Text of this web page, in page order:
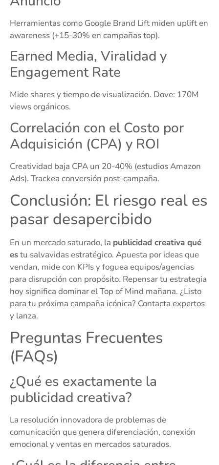
Herramientas como Google Brand Lift miden uplift en
awareness (+15-30% en campañas top).
Earned Media, Viralidad y
Engagement Rate
Mide shares y tiempo de visualización. Dove: 170M
views orgánicos.
Correlación con el Costo por
Adquisición (CPA) y ROI
Creatividad baja CPA un 20-40% (estudios Amazon
Ads). Trackea conversión post-campaña.
Conclusión: El riesgo real es
pasar desapercibido
En un mercado saturado, la publicidad creativa qué
estu salvavidas estratégico. Apuesta por ideas que
vendan, mide con KPIs y foguea equipos/agencias
para disrupción con propósito. Repensar tu estrategia
hoy significa dominar el Top of Mind mañana. ¿Listo
para tu próxima campaña icónica? Contacta expertos
y lanza.
Preguntas Frecuentes
(FAQs)
¿Qué es exactamente la
publicidad creativa?
La resolución innovadora de problemas de
comunicación que genera diferenciación, conexión
emocional y ventas en mercados saturados.